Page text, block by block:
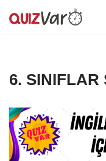
6. SINIFLAR